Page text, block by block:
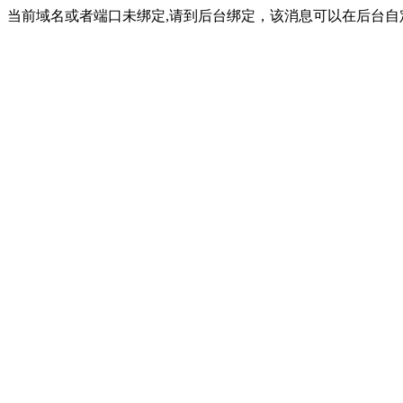
当前域名或者端口未绑定,请到后台绑定，该消息可以在后台自